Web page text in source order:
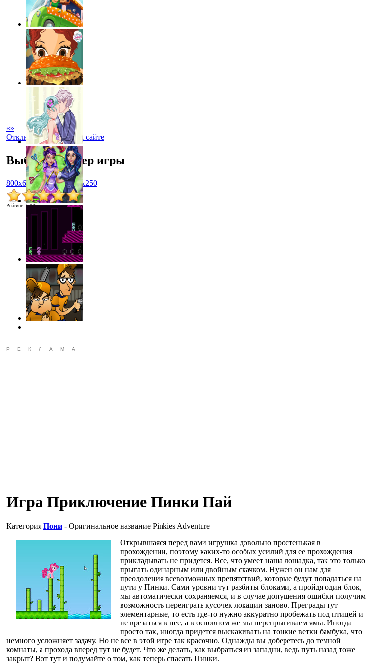
«»
Отключить рекламу на сайте
Выбрать размер игры
800x600 1024x768 450x250
Рейтинг: 5.0/1
РЕКЛАМА
Игра Приключение Пинки Пай
Категория Пони - Оригинальное название Pinkies Adventure
Открывшаяся перед вами игрушка довольно простенькая в
прохождении, поэтому каких-то особых усилий для ее прохождения
прикладывать не придется. Все, что умеет наша лошадка, так это только
прыгать одинарным или двойным скачком. Нужен он нам для
преодоления всевозможных препятствий, которые будут попадаться на
пути у Пинки. Сами уровни тут разбиты блоками, а пройдя один блок,
мы автоматически сохраняемся, и в случае допущения ошибки получим
возможность переиграть кусочек локации заново. Преграды тут
элементарные, то есть где-то нужно аккуратно пробежать под птицей и
не врезаться в нее, а в основном же мы перепрыгиваем ямы. Иногда
просто так, иногда придется выскакивать на тонкие ветки бамбука, что
немного усложняет задачу. Но не все в этой игре так красочно. Однажды вы доберетесь до темной
комнаты, а прохода вперед тут не будет. Что же делать, как выбраться из западни, ведь путь назад тоже
закрыт? Вот тут и подумайте о том, как теперь спасать Пинки.